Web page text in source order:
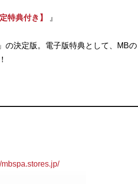
特典付き】 』
の決定版。電子版特典として、MBの
mbspa.stores.jp/